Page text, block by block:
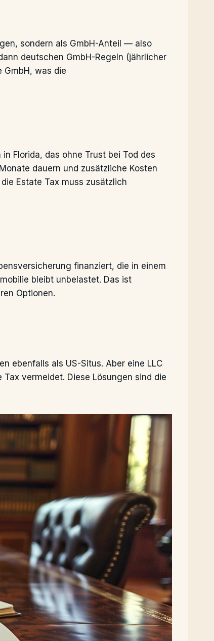
sondern als GmbH-Anteil — also
deutschen GmbH-Regeln (jährlicher
GmbH, was die
Florida, das ohne Trust bei Tod des
dauern und zusätzliche Kosten
Estate Tax muss zusätzlich
finanziert, die in einem
bleibt unbelastet. Das ist
Optionen.
ebenfalls als US-Situs. Aber eine LLC
vermeidet. Diese Lösungen sind die